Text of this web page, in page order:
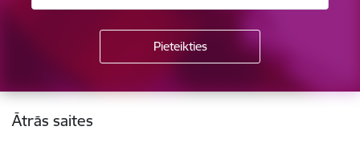
Kājene
Ātrās saites